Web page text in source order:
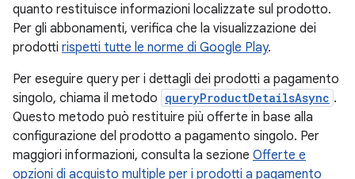
quanto restituisce informazioni localizzate sul prodotto.
Per gli abbonamenti, verifica che la visualizzazione dei
prodotti rispetti tutte le norme di Google Play.
Per eseguire query per i dettagli dei prodotti a pagamento
singolo, chiama il metodo queryProductDetailsAsync .
Questo metodo può restituire più offerte in base alla
configurazione del prodotto a pagamento singolo. Per
maggiori informazioni, consulta la sezione Offerte e
opzioni di acquisto multiple per i prodotti a pagamento